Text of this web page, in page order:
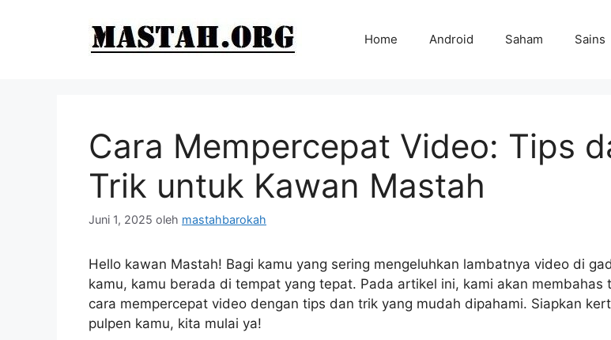
Home Android Saham Sains
Cara Mempercepat Video: Tips
Trik untuk Kawan Mastah
Juni 1, 2025 oleh mastahbarokah
Hello kawan Mastah! Bagi kamu yang sering mengeluhkan lambatnya video di
kamu, kamu berada di tempat yang tepat. Pada artikel ini, kami akan membahas
cara mempercepat video dengan tips dan trik yang mudah dipahami. Siapkan
pulpen kamu, kita mulai ya!